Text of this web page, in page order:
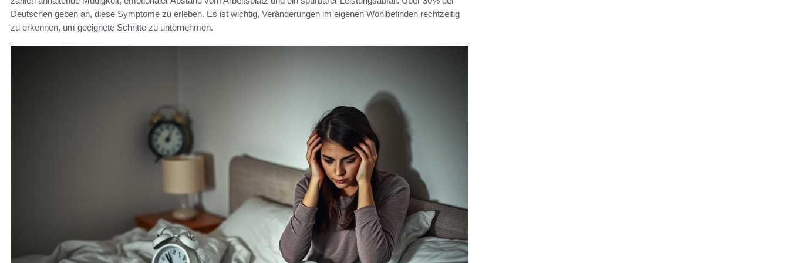
Deutschen geben an, diese Symptome zu erleben. Es ist wichtig, Veränderungen im eigenen Wohlbefinden rechtzeitig
zu erkennen, um geeignete Schritte zu unternehmen.